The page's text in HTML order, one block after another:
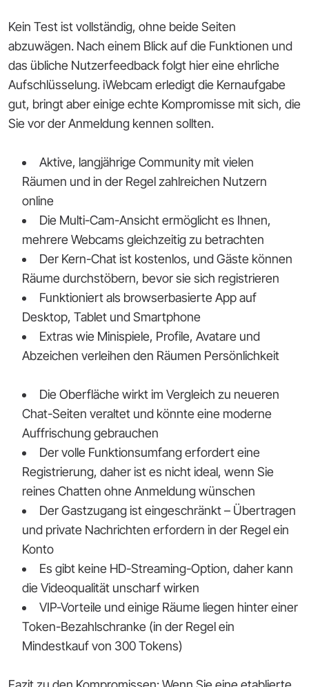
Kein Test ist vollständig, ohne beide Seiten
abzuwägen. Nach einem Blick auf die Funktionen und
das übliche Nutzerfeedback folgt hier eine ehrliche
Aufschlüsselung. iWebcam erledigt die Kernaufgabe
gut, bringt aber einige echte Kompromisse mit sich, die
Sie vor der Anmeldung kennen sollten.
Aktive, langjährige Community mit vielen
Räumen und in der Regel zahlreichen Nutzern
online
Die Multi-Cam-Ansicht ermöglicht es Ihnen,
mehrere Webcams gleichzeitig zu betrachten
Der Kern-Chat ist kostenlos, und Gäste können
Räume durchstöbern, bevor sie sich registrieren
Funktioniert als browserbasierte App auf
Desktop, Tablet und Smartphone
Extras wie Minispiele, Profile, Avatare und
Abzeichen verleihen den Räumen Persönlichkeit
Die Oberfläche wirkt im Vergleich zu neueren
Chat-Seiten veraltet und könnte eine moderne
Auffrischung gebrauchen
Der volle Funktionsumfang erfordert eine
Registrierung, daher ist es nicht ideal, wenn Sie
reines Chatten ohne Anmeldung wünschen
Der Gastzugang ist eingeschränkt – Übertragen
und private Nachrichten erfordern in der Regel ein
Konto
Es gibt keine HD-Streaming-Option, daher kann
die Videoqualität unscharf wirken
VIP-Vorteile und einige Räume liegen hinter einer
Token-Bezahlschranke (in der Regel ein
Mindestkauf von 300 Tokens)